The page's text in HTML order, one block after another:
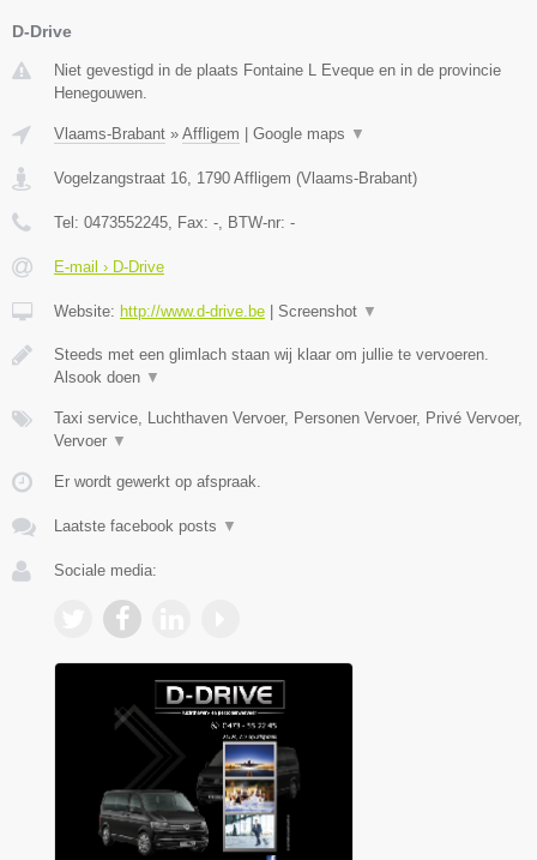
D-Drive
Niet gevestigd in de plaats Fontaine L Eveque en in de provincie
Henegouwen.
Vlaams-Brabant » Affligem Google maps ▼
Vogelzangstraat 16, 1790 Affligem (Vlaams-Brabant)
Tel: 0473552245, Fax: -, BTW-nr: -
E-mail › D-Drive
Website: http://www.d-drive.be Screenshot ▼
Steeds met een glimlach staan wij klaar om jullie te vervoeren.
Alsook doen ▼
Taxi service, Luchthaven Vervoer, Personen Vervoer, Privé Vervoer,
Vervoer ▼
Er wordt gewerkt op afspraak.
Laatste facebook posts ▼
Sociale media: